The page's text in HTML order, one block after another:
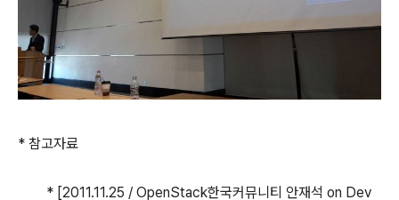
* 참고자료
* [2011.11.25 / OpenStack한국커뮤니티 안재석 on Dev